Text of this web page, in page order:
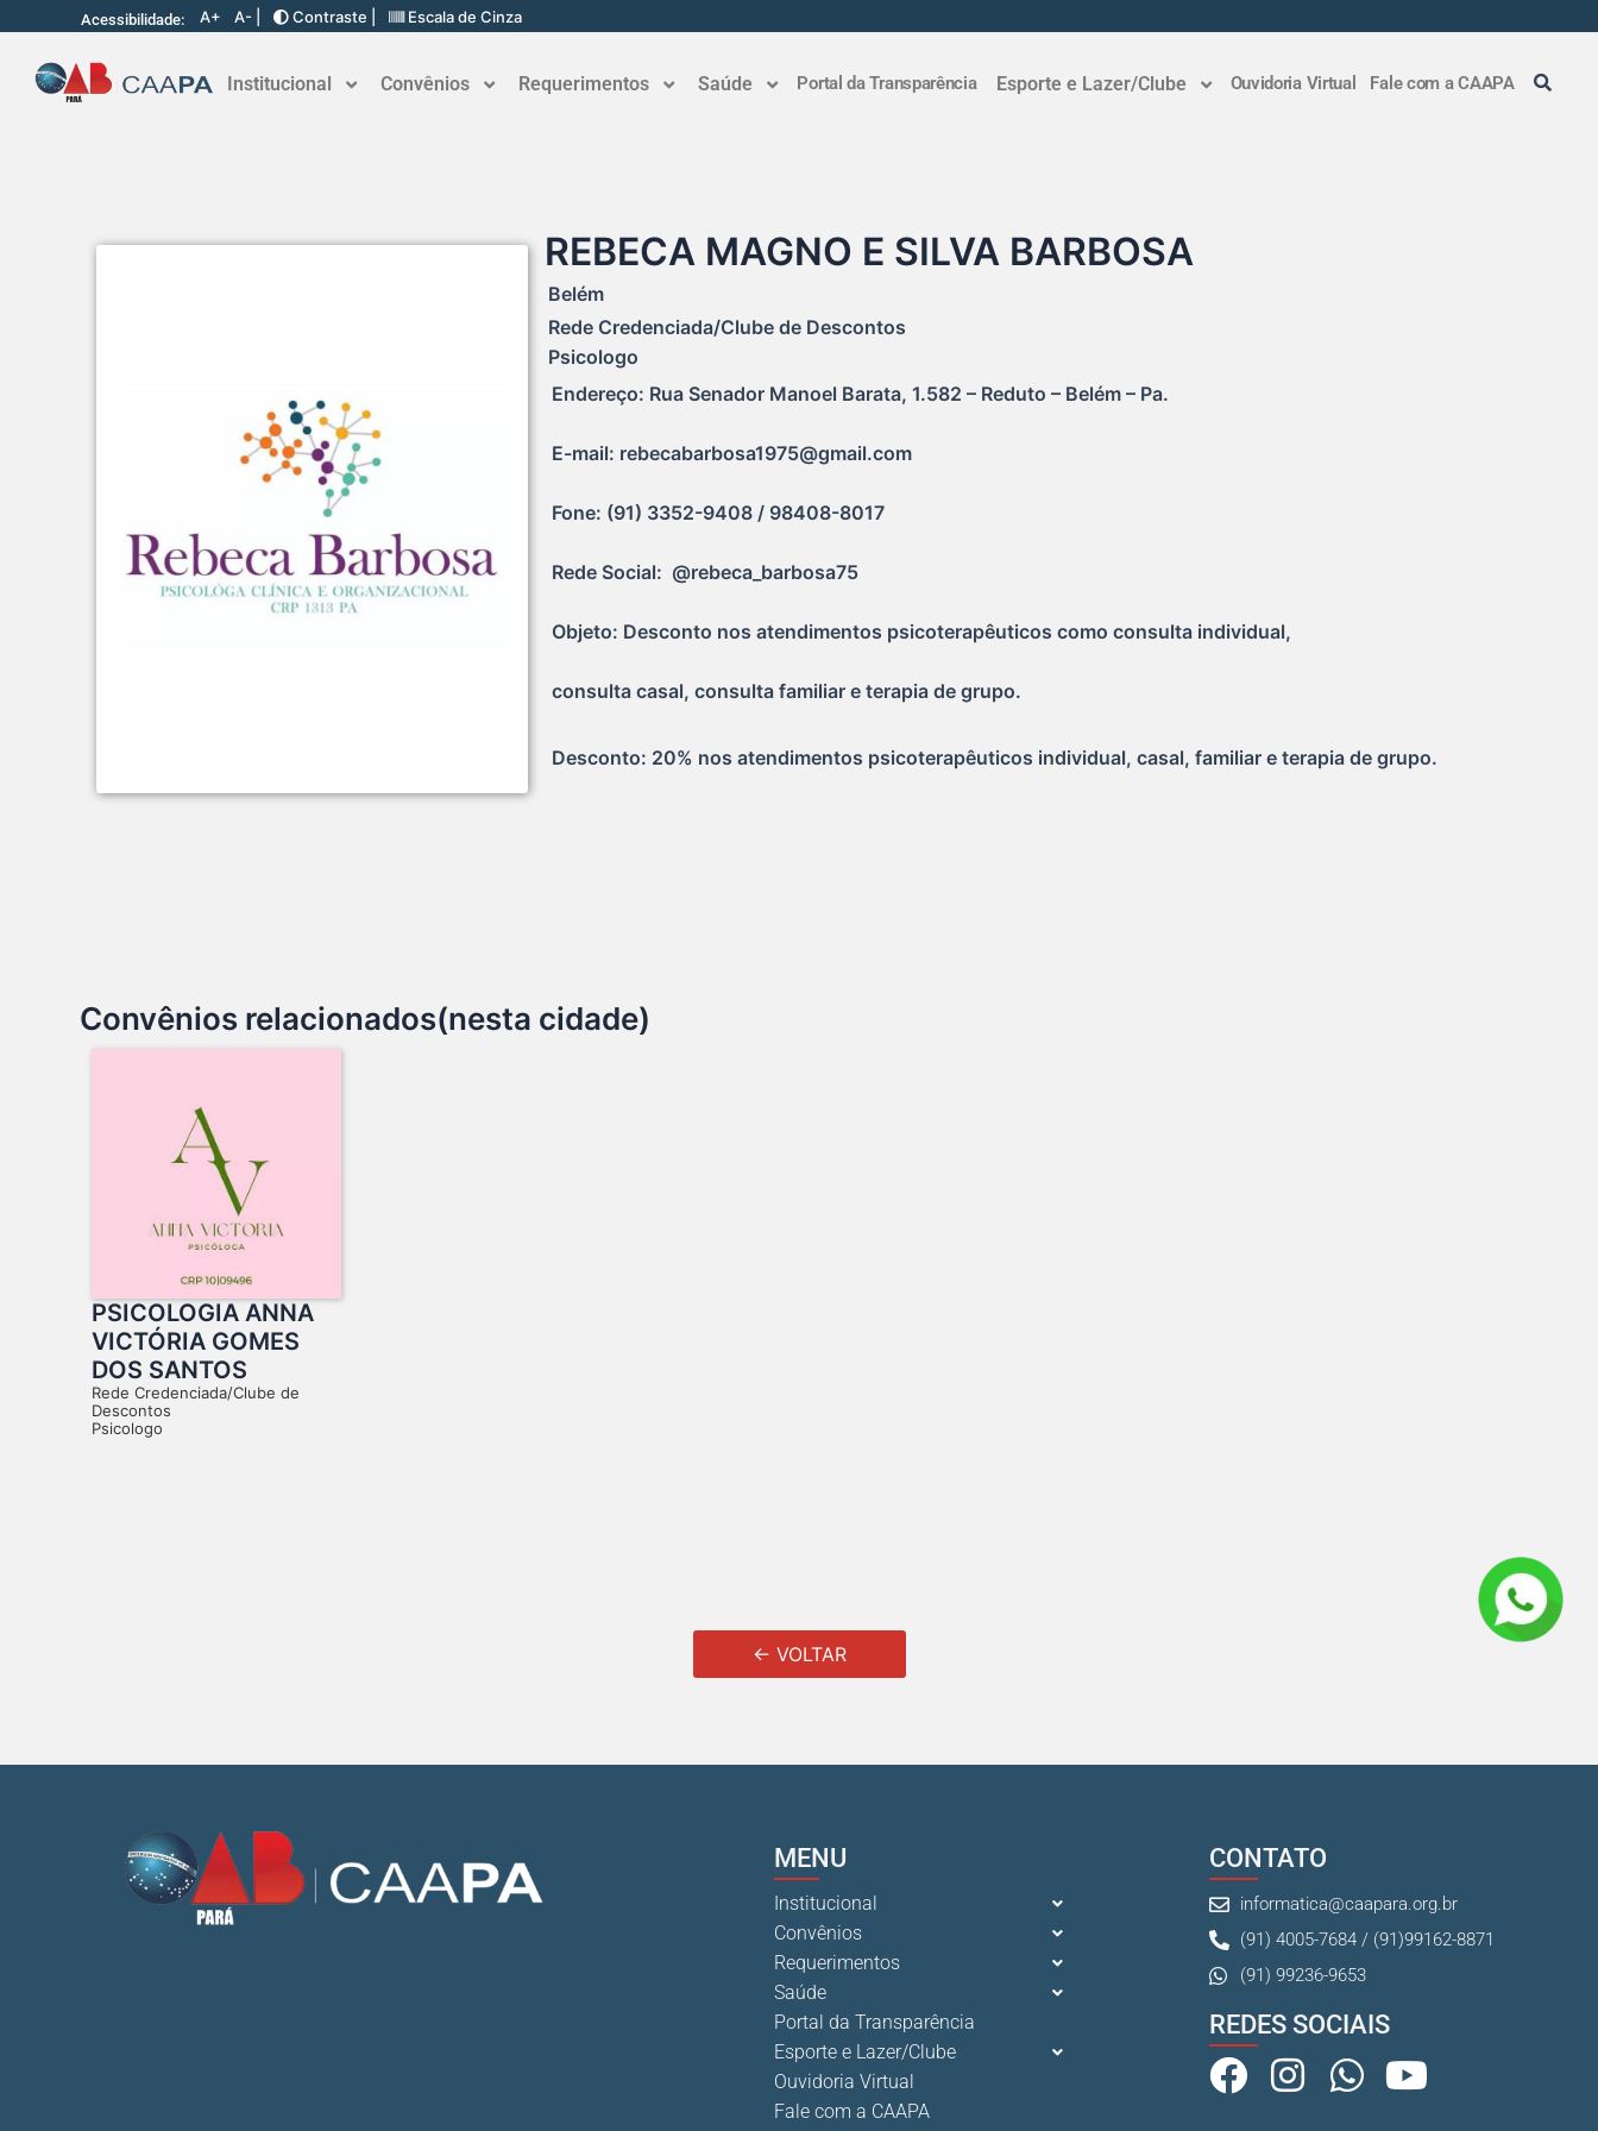
Acessibilidade: A+ A- | Contraste | Escala de Cinza
Institucional Convênios Requerimentos Saúde Portal da Transparência Esporte e Lazer/Clube Ouvidoria Virtual Fale com a CAAPA
REBECA MAGNO E SILVA BARBOSA
Belém
Rede Credenciada/Clube de Descontos
Psicologo
Endereço: Rua Senador Manoel Barata, 1.582 – Reduto – Belém – Pa.
E-mail: rebecabarbosa1975@gmail.com
Fone: (91) 3352-9408 / 98408-8017
Rede Social:  @rebeca_barbosa75
Objeto: Desconto nos atendimentos psicoterapêuticos como consulta individual,
consulta casal, consulta familiar e terapia de grupo.
Desconto: 20% nos atendimentos psicoterapêuticos individual, casal, familiar e terapia de grupo.
Convênios relacionados(nesta cidade)
PSICOLOGIA ANNA
VICTÓRIA GOMES
DOS SANTOS
Rede Credenciada/Clube de
Descontos
Psicologo
← VOLTAR
MENU
Institucional
Convênios
Requerimentos
Saúde
Portal da Transparência
Esporte e Lazer/Clube
Ouvidoria Virtual
Fale com a CAAPA
CONTATO
informatica@caapara.org.br
(91) 4005-7684 / (91)99162-8871
(91) 99236-9653
REDES SOCIAIS